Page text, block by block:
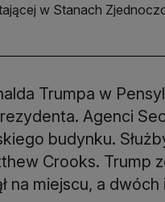
w Stanach
i zamieszki".
Trumpa w
Agenci
budynku.
Crooks. Trump
na miejscu, a dwóch